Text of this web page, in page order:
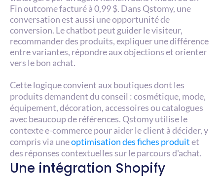
Fin outcome facturé à 0,99 $. Dans Qstomy, une
conversation est aussi une opportunité de
conversion. Le chatbot peut guider le visiteur,
recommander des produits, expliquer une différence
entre variantes, répondre aux objections et orienter
vers le bon achat.
Cette logique convient aux boutiques dont les
produits demandent du conseil : cosmétique, mode,
équipement, décoration, accessoires ou catalogues
avec beaucoup de références. Qstomy utilise le
contexte e-commerce pour aider le client à décider, y
compris via une optimisation des fiches produit et
des réponses contextuelles sur le parcours d'achat.
Une intégration Shopify